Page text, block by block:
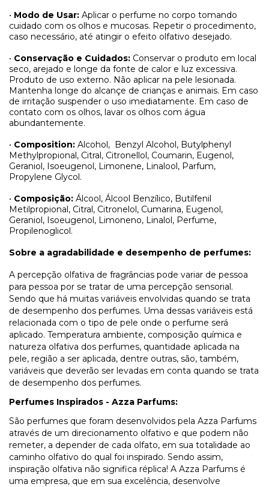
• Modo de Usar: Aplicar o perfume no corpo tomando
cuidado com os olhos e mucosas. Repetir o procedimento,
caso necessário, até atingir o efeito olfativo desejado.
• Conservação e Cuidados: Conservar o produto em local
seco, arejado e longe da fonte de calor e luz excessiva.
Produto de uso externo. Não aplicar na pele lesionada.
Mantenha longe do alcançe de crianças e animais. Em caso
de irritação suspender o uso imediatamente. Em caso de
contato com os olhos, lavar os olhos com água
abundantemente.
• Composition: Alcohol, Benzyl Alcohol, Butylphenyl
Methylpropional, Citral, Citronellol, Coumarin, Eugenol,
Geraniol, Isoeugenol, Limonene, Linalool, Parfum,
Propylene Glycol.
• Composição: Álcool, Álcool Benzílico, Butilfenil
Metilpropional, Citral, Citronelol, Cumarina, Eugenol,
Geraniol, Isoeugenol, Limoneno, Linalol, Perfume,
Propilenoglicol.
Sobre a agradabilidade e desempenho de perfumes:
A percepção olfativa de fragrâncias pode variar de pessoa
para pessoa por se tratar de uma percepção sensorial.
Sendo que há muitas variáveis envolvidas quando se trata
de desempenho dos perfumes. Uma dessas variáveis está
relacionada com o tipo de pele onde o perfume será
aplicado. Temperatura ambiente, composição química e
natureza olfativa dos perfumes, quantidade aplicada na
pele, região a ser aplicada, dentre outras, são, também,
variáveis que deverão ser levadas em conta quando se trata
de desempenho dos perfumes.
Perfumes Inspirados - Azza Parfums:
São perfumes que foram desenvolvidos pela Azza Parfums
através de um direcionamento olfativo e que podem não
remeter, a depender de cada olfato, em sua totalidade ao
caminho olfativo do qual foi inspirado. Sendo assim,
inspiração olfativa não significa réplica! A Azza Parfums é
uma empresa, que em sua excelência, desenvolve